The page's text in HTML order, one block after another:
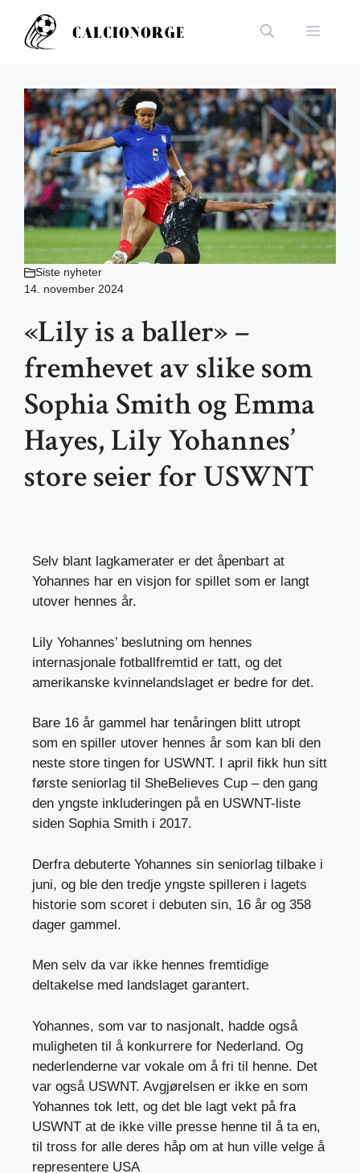
innhold
Meny
Siste nyheter
14. november 2024
«Lily is a baller» –
fremhevet av slike som
Sophia Smith og Emma
Hayes, Lily Yohannes’
store seier for USWNT
Selv blant lagkamerater er det åpenbart at
Yohannes har en visjon for spillet som er langt
utover hennes år.
Lily Yohannes’ beslutning om hennes
internasjonale fotballfremtid er tatt, og det
amerikanske kvinnelandslaget er bedre for det.
Bare 16 år gammel har tenåringen blitt utropt
som en spiller utover hennes år som kan bli den
neste store tingen for USWNT. I april fikk hun sitt
første seniorlag til SheBelieves Cup – den gang
den yngste inkluderingen på en USWNT-liste
siden Sophia Smith i 2017.
Derfra debuterte Yohannes sin seniorlag tilbake i
juni, og ble den tredje yngste spilleren i lagets
historie som scoret i debuten sin, 16 år og 358
dager gammel.
Men selv da var ikke hennes fremtidige
deltakelse med landslaget garantert.
Yohannes, som var to nasjonalt, hadde også
muligheten til å konkurrere for Nederland. Og
nederlenderne var vokale om å fri til henne. Det
var også USWNT. Avgjørelsen er ikke en som
Yohannes tok lett, og det ble lagt vekt på fra
USWNT at de ikke ville presse henne til å ta en,
til tross for alle deres håp om at hun ville velge å
representere USA